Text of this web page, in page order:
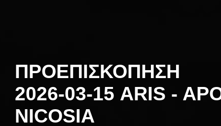
ΠΡΟΕΠΙΣΚΟΠΗΣΗ
2026-03-15 ARIS -
NICOSIA